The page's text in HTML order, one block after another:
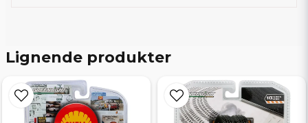
Lignende produkter